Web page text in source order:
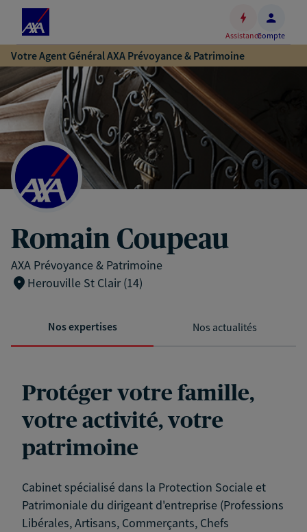
Accéder
au
contenu
principal
Accéder
au
pied
de
page
AssistanceCompte
Votre Agent Général AXA Prévoyance & Patrimoine
Romain Coupeau
AXA Prévoyance & Patrimoine
Herouville St Clair (14)
Nos expertises Nos actualités
Protéger votre famille,
votre activité, votre
patrimoine
Cabinet spécialisé dans la Protection Sociale et
Patrimoniale du dirigeant d'entreprise (Professions
Libérales, Artisans, Commerçants, Chefs